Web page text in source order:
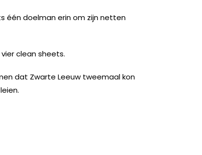
één doelman erin om zijn netten
clean sheets.
dat Zwarte Leeuw tweemaal kon